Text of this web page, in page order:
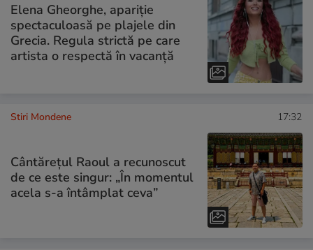
Elena Gheorghe, apariție
spectaculoasă pe plajele din
Grecia. Regula strictă pe care
artista o respectă în vacanță
Stiri Mondene 17:32
Cântărețul Raoul a recunoscut
de ce este singur: „În momentul
acela s-a întâmplat ceva”